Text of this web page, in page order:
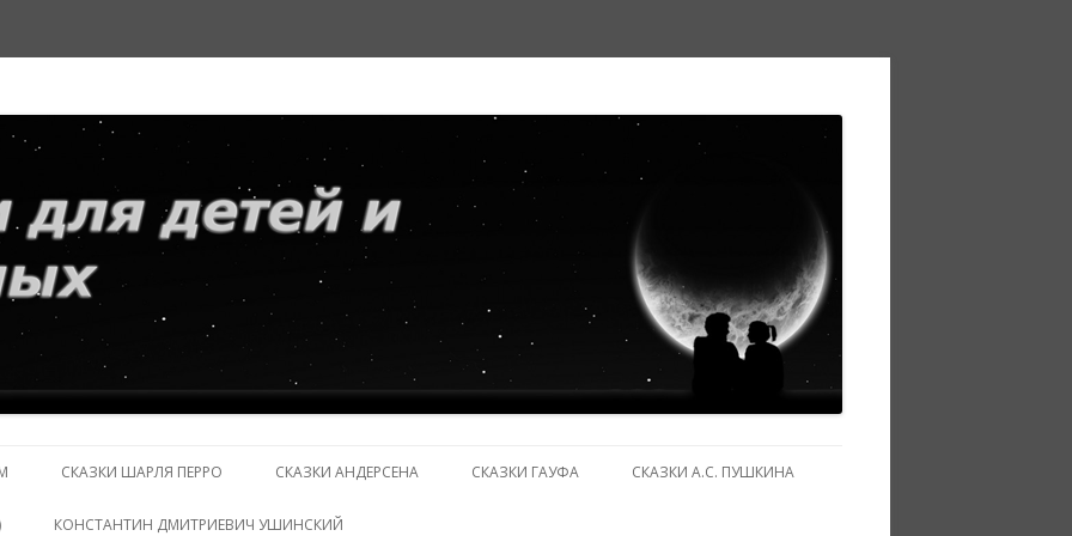
взрослых
содержимому
СКАЗКИ ШАРЛЯ ПЕРРО СКАЗКИ АНДЕРСЕНА СКАЗКИ ГАУФА СКАЗКИ А.С. ПУШКИНА
КОНСТАНТИН ДМИТРИЕВИЧ УШИНСКИЙ